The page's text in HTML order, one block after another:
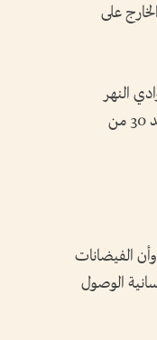
على
النهر
مقابل المسجد. وأوضح لرويترز أن الناس كانوا نياماً ولا أحد مستعداً لما جرى، قائلاً إنه فقد 30 من
شُردوا في درنة. وأن الفيضانات
الوصول